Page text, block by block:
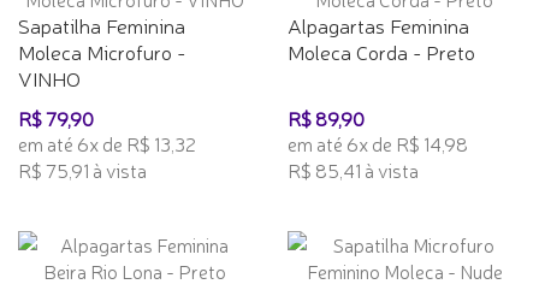
Sapatilha Feminina
Moleca Microfuro -
VINHO
R$ 79,90
em até 6x de R$ 13,32
R$ 75,91 à vista
Alpagartas Feminina
Moleca Corda - Preto
R$ 89,90
em até 6x de R$ 14,98
R$ 85,41 à vista